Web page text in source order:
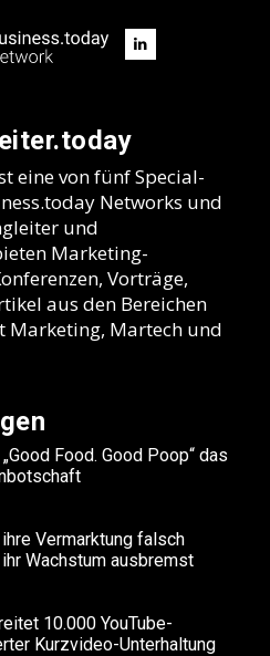
eine von fünf Special-
Networks und
und
Marketing-
Vorträge,
aus den Bereichen
Marketing, Martech und
Food. Good Poop“ das
Vermarktung falsch
Wachstum ausbremst
10.000 YouTube-
Kurzvideo-Unterhaltung